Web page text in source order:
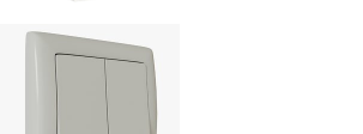
Выключател